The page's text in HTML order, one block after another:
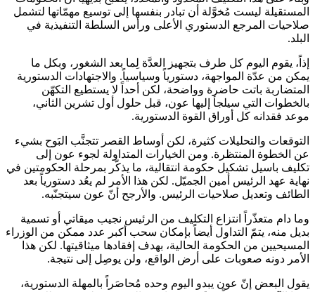
المستقيلة ليست مُخوَّلة أن تبادر بنفسها إلى توسيع مهمّاتها لتشمل
صلاحيات المرجع الدستوري الأعلى ورأس السلطة التنفيذية في
البلد.
إذاً، يقوم اليوم كل طرف بتجهيز العدَّة لِما بعد الشغور، وبكل ما
يمكن من عدّة المواجهة، دستورياً وسياسياً. والاجتهادات الدستورية
المتضاربة باتت حاضرة وواضحة، لكن أحداً لا يستطيع التكهّن
بالخطوات التي سيلجأ إليها عون، قبل حلول أول تشرين الثاني،
موعد فقدانه كل أوراق القوة الدستورية.
التوقعات والتحليلات كثيرة، لكن أوساط القصر تتجنَّب البَوح بشيء
عن الخطوة المنتظرة. ومن الخيارات المتداولة لجوء عون إلى
تكليف باسيل تشكيل حكومة انتقالية، ما يذكّر بمرحلة الحكومتين في
نهاية عهد الرئيس أمين الجميّل. لكن هذا الأمر لم يعُد دستورياً بعد
الطائف وتعديل صلاحيات الرئيس. والأرجح أنّ عون سيتجنّبه.
وما دام متعذّراً انتزاع التكليف من الرئيس نجيب ميقاتي أو تسمية
بديل منه، يتمّ التداول أيضاً بإمكان سحب أكبر عدد ممكن من الوزراء
المسيحيين من الحكومة الحالية، بهدف إفقادها ميثاقيتها. لكن هذا
الأمر دونه صعوبات على أرض الواقع، ولن يوصِل إلى نتيجة.
يقول البعض إنّ عون يبدو اليوم وحده مُحاصَراً بالمهلة الدستورية،